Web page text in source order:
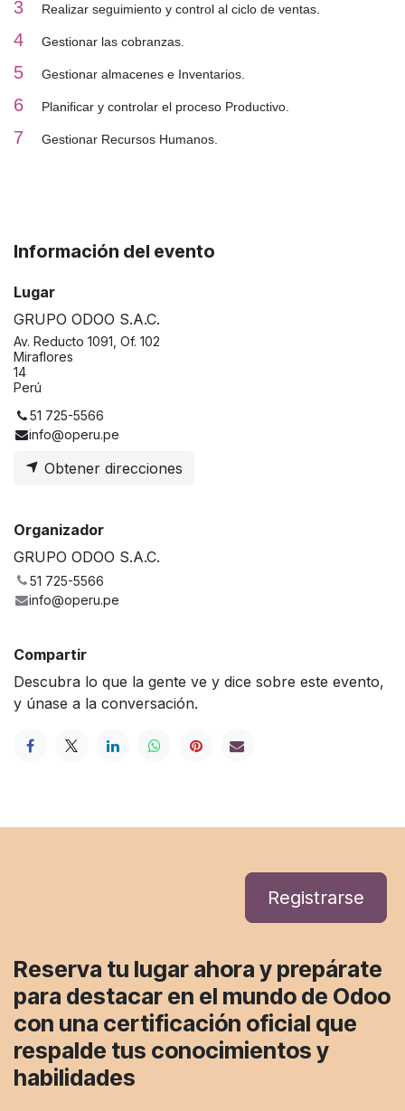
3 Realizar seguimiento y control al ciclo de ventas.
4 Gestionar las cobranzas.
5 Gestionar almacenes e Inventarios.
6 Planificar y controlar el proceso Productivo.
7 Gestionar Recursos Humanos.
Información del evento
Lugar
GRUPO ODOO S.A.C.
Av. Reducto 1091, Of. 102
Miraflores
14
Perú
51 725-5566
info@operu.pe
Obtener direcciones
Organizador
GRUPO ODOO S.A.C.
51 725-5566
info@operu.pe
Compartir
Descubra lo que la gente ve y dice sobre este evento,
y únase a la conversación.
Registrarse
Reserva tu lugar ahora y prepárate
para destacar en el mundo de Odoo
con una certificación oficial que
respalde tus conocimientos y
habilidades